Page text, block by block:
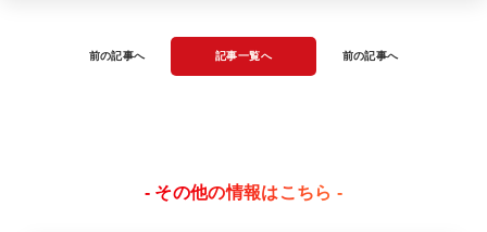
前の記事へ 記事一覧へ 前の記事へ
- その他の情報はこちら -